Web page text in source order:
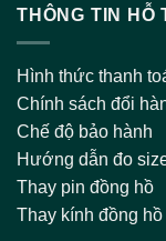
THÔNG TIN HỖ
Hình thức thanh
Chính sách đổi
Chế độ bảo hành
Hướng dẫn đo
Thay pin đồng hồ
Thay kính đồng